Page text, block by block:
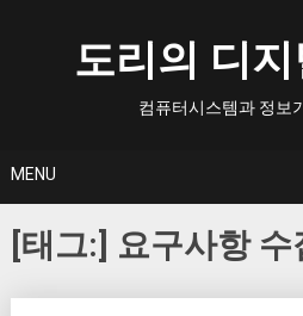
도리의 디
컴퓨터시스템과 정보
MENU
[태그:] 요구사항 수